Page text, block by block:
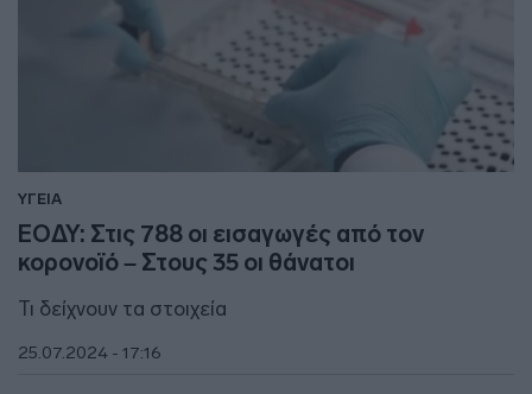
ΥΓΕΙΑ
ΕΟΔΥ: Στις 788 οι εισαγωγές από τον
κορονοϊό – Στους 35 οι θάνατοι
Τι δείχνουν τα στοιχεία
25.07.2024 - 17:16